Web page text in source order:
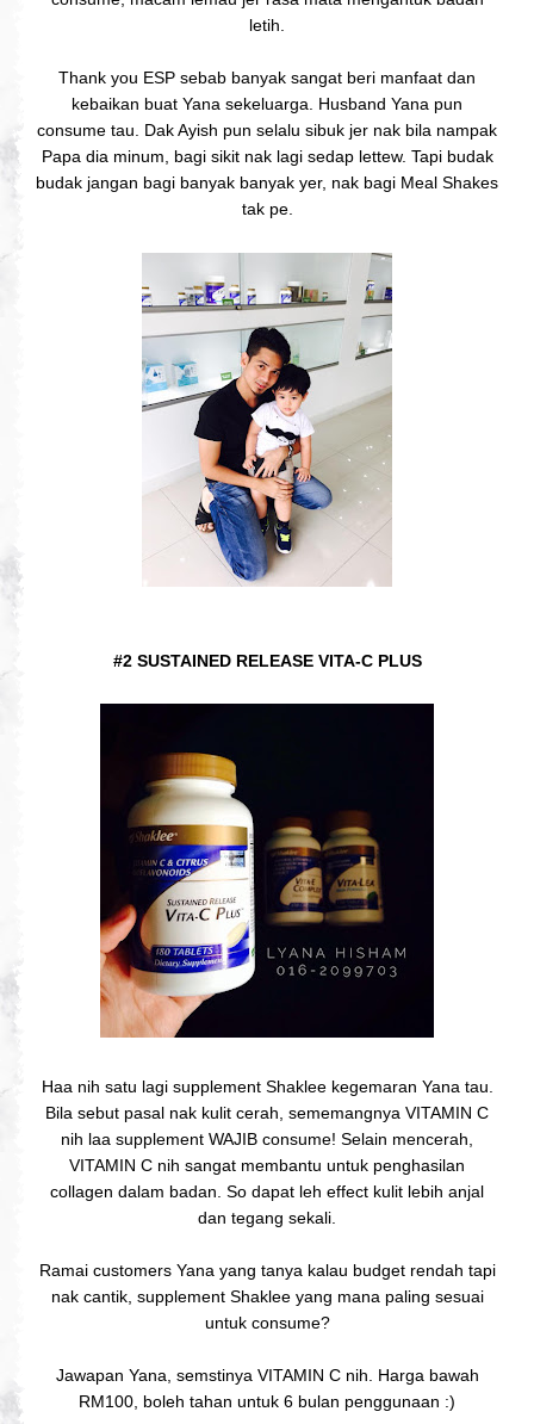
letih.
Thank you ESP sebab banyak sangat beri manfaat dan
kebaikan buat Yana sekeluarga. Husband Yana pun
consume tau. Dak Ayish pun selalu sibuk jer nak bila nampak
Papa dia minum, bagi sikit nak lagi sedap lettew. Tapi budak
budak jangan bagi banyak banyak yer, nak bagi Meal Shakes
tak pe.
#2 SUSTAINED RELEASE VITA-C PLUS
Haa nih satu lagi supplement Shaklee kegemaran Yana tau.
Bila sebut pasal nak kulit cerah, sememangnya VITAMIN C
nih laa supplement WAJIB consume! Selain mencerah,
VITAMIN C nih sangat membantu untuk penghasilan
collagen dalam badan. So dapat leh effect kulit lebih anjal
dan tegang sekali.
Ramai customers Yana yang tanya kalau budget rendah tapi
nak cantik, supplement Shaklee yang mana paling sesuai
untuk consume?
Jawapan Yana, semstinya VITAMIN C nih. Harga bawah
RM100, boleh tahan untuk 6 bulan penggunaan :)